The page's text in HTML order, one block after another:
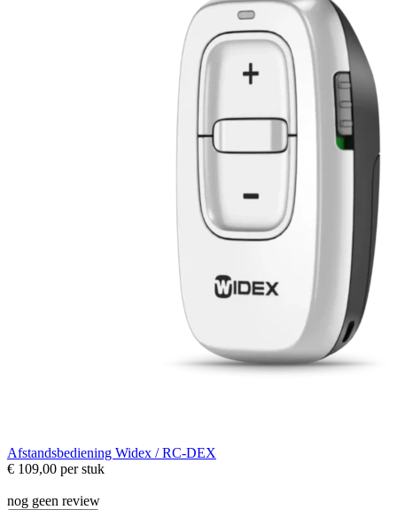
Afstandsbediening Widex / RC-DEX
€ 109,00 per stuk
nog geen review